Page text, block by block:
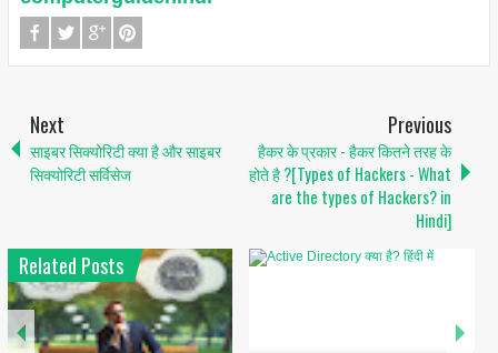
Next
साइबर सिक्योरिटी क्या है और साइबर
सिक्योरिटी सर्विसेज
Previous
हैकर के प्रकार - हैकर कितने तरह के
होते है ?[Types of Hackers - What
are the types of Hackers? in
Hindi]
Related Posts